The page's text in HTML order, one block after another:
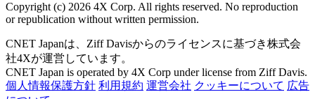
Copyright (c) 2026 4X Corp. All rights reserved. No reproduction
or republication without written permission.
CNET Japanは、Ziff Davisからのライセンスに基づき株式会
社4Xが運営しています。
CNET Japan is operated by 4X Corp under license from Ziff Davis.
個人情報保護方針 利用規約 運営会社 クッキーについて 広告